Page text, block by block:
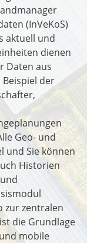
(InVeKoS)
aktuell und
dienen
Daten aus
der
Geo- und
und Sie können
Historien
zur zentralen
die Grundlage
mobile